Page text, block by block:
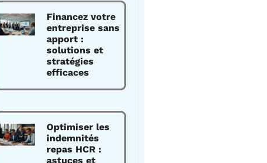
Financez votre
entreprise sans
apport :
solutions et
stratégies
efficaces
Optimiser les
indemnités
repas HCR :
astuces et